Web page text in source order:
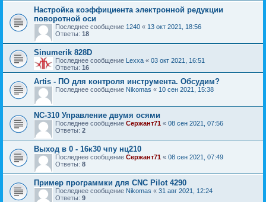
Настройка коэффициента электронной редукции
поворотной оси
Последнее сообщение 1240 « 13 окт 2021, 18:56
Ответы: 18
Sinumerik 828D
Последнее сообщение Lexxa « 03 окт 2021, 16:51
Ответы: 16
Artis - ПО для контроля инструмента. Обсудим?
Последнее сообщение Nikomas « 10 сен 2021, 15:38
NC-310 Управление двумя осями
Последнее сообщение Сержант71 « 08 сен 2021, 07:56
Ответы: 2
Выход в 0 - 16к30 чпу нц210
Последнее сообщение Сержант71 « 08 сен 2021, 07:49
Ответы: 8
Пример программки для CNC Pilot 4290
Последнее сообщение Nikomas « 31 авг 2021, 12:24
Ответы: 9